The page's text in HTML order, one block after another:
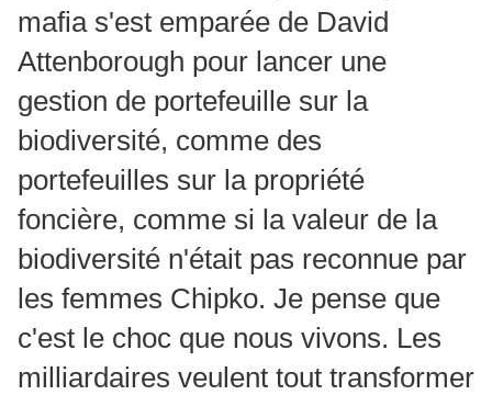
mafia s'est emparée de David
Attenborough pour lancer une
gestion de portefeuille sur la
biodiversité, comme des
portefeuilles sur la propriété
foncière, comme si la valeur de la
biodiversité n'était pas reconnue par
les femmes Chipko. Je pense que
c'est le choc que nous vivons. Les
milliardaires veulent tout transformer